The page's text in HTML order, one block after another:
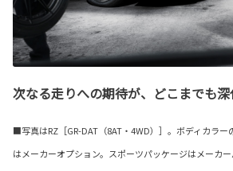
次なる走りへの期待が、どこまでも深
■写真はRZ［GR-DAT（8AT・4WD）］。ボディカラー
はメーカーオプション。スポーツパッケージはメーカー